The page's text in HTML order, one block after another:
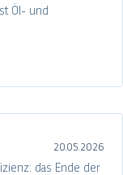
Öl- und
20.05.2026
das Ende der